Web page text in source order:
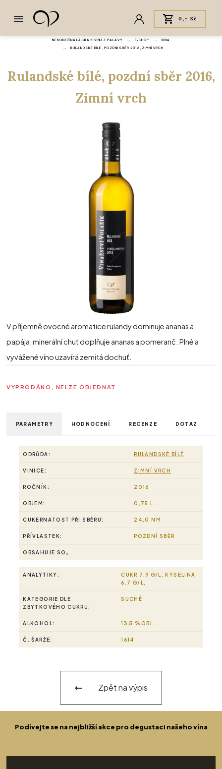
0,- Kč
NEKONEČNÁ LÁSKA K VÍNU Z PÁLAVY E‑SHOP VÍNA
RULANDSKÉ BÍLÉ, POZDNÍ SBĚR 2016, ZIMNÍ VRCH
Rulandské bílé, pozdní sběr 2016,
Zimní vrch
V příjemně ovocné aromatice rulandy dominuje ananas a
papája, minerální chuť doplňuje ananas a pomeranč. Plné a
vyvážené víno uzavírá zemitá dochuť.
VYPRODÁNO, NELZE OBJEDNAT
PARAMETRY HODNOCENÍ RECENZE DOTAZ
ODRŮDA: RULANDSKÉ BÍLÉ
VINICE: ZIMNÍ VRCH
ROČNÍK: 2016
OBJEM: 0,75 L
CUKERNATOST PŘI SBĚRU: 24,0 NM
PŘÍVLASTEK: POZDNÍ SBĚR
OBSAHUJE SO₂
ANALYTIKY:
CUKR 7.9 G/L, KYSELINA
6.7 G/L,
KATEGORIE DLE
ZBYTKOVÉHO CUKRU:
SUCHÉ
ALKOHOL: 13,5 %OBJ.
Č. ŠARŽE: 1614
Zpět na výpis
Podívejte se na nejbližší akce pro degustaci našeho vína